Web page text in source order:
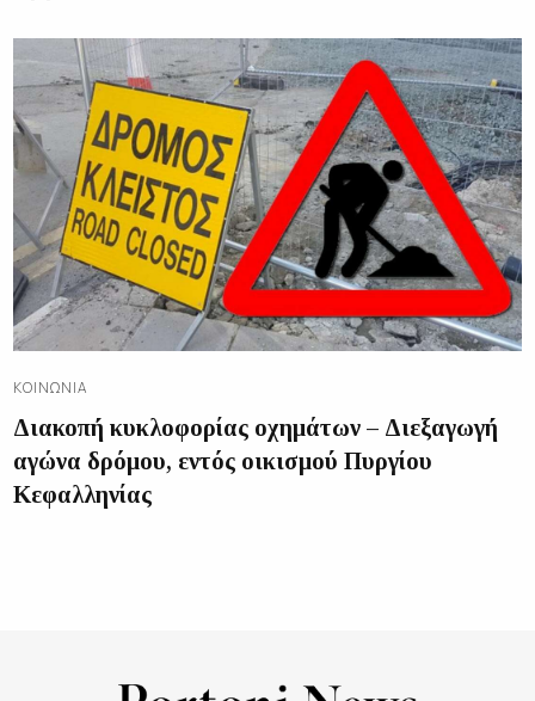
ΚΟΙΝΩΝΊΑ
Διακοπή κυκλοφορίας οχημάτων – Διεξαγωγή
αγώνα δρόμου, εντός οικισμού Πυργίου
Κεφαλληνίας